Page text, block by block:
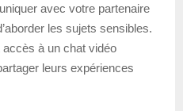
avec votre partenaire
les sujets sensibles.
à un chat vidéo
leurs expériences